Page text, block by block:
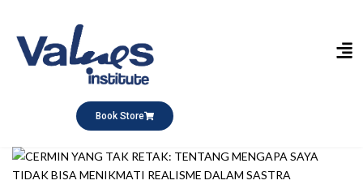
Book Store